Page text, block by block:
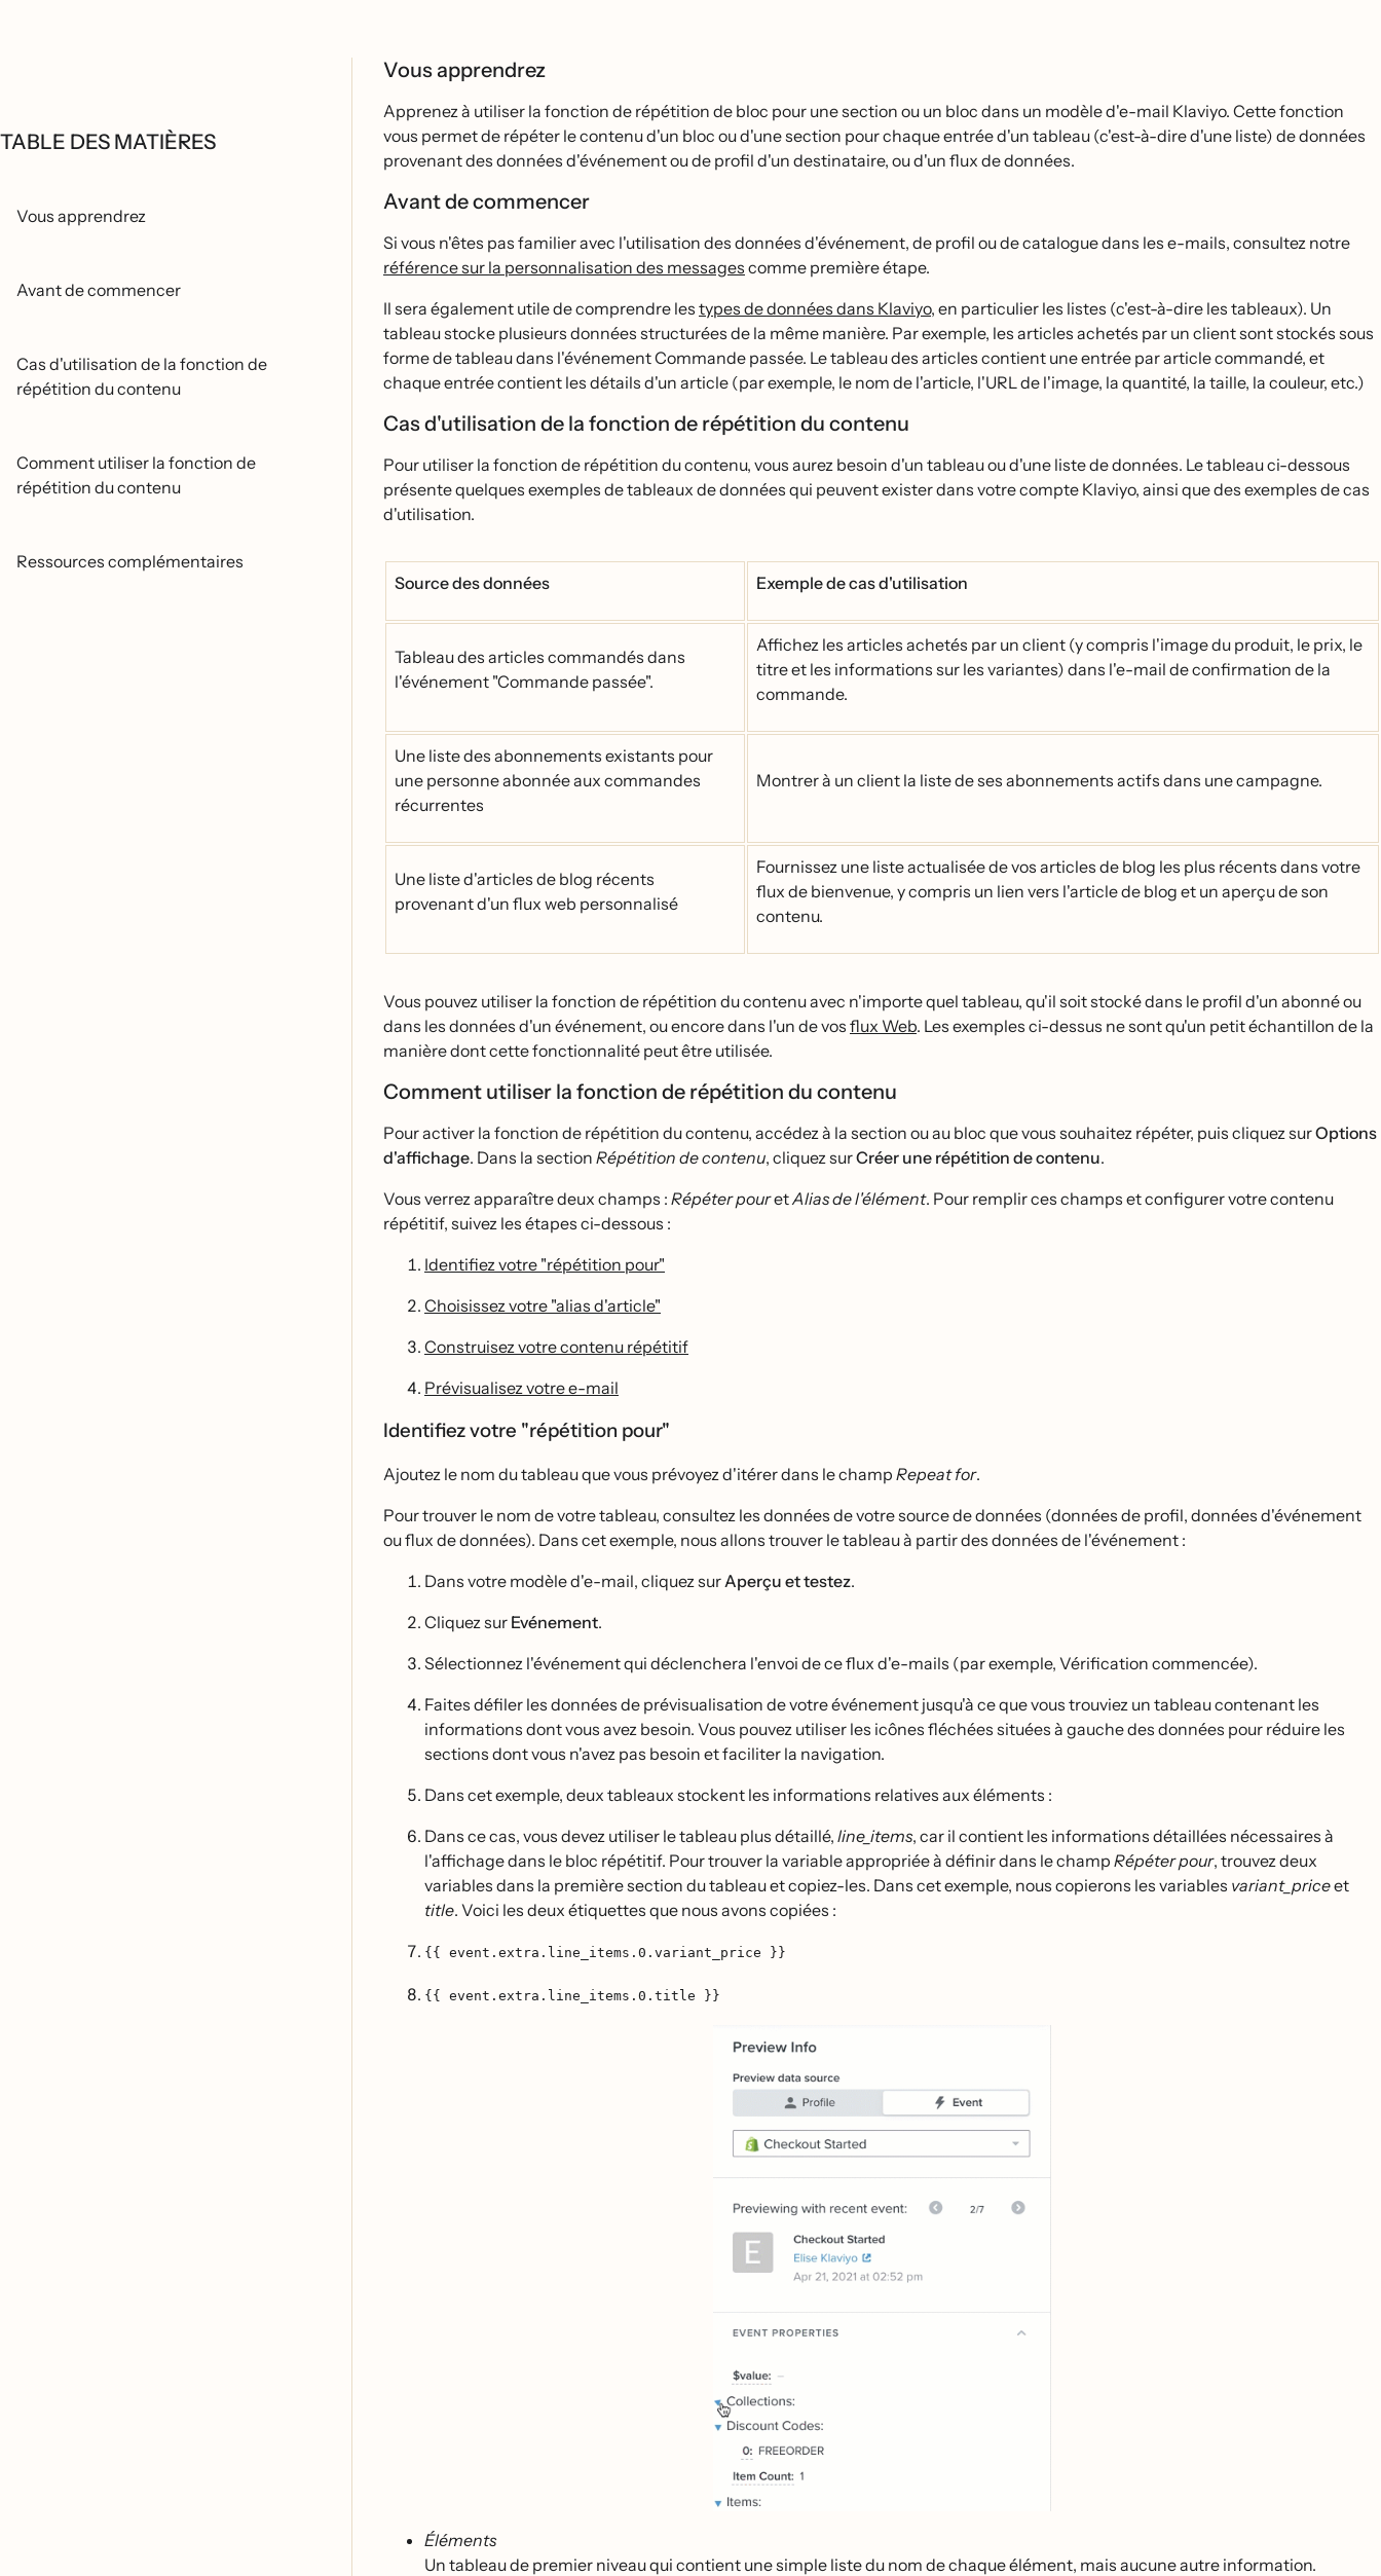
TABLE DES MATIÈRES
Vous apprendrez
Avant de commencer
Cas d'utilisation de la fonction de
répétition du contenu
Comment utiliser la fonction de
répétition du contenu
Ressources complémentaires
Vous apprendrez
Apprenez à utiliser la fonction de répétition de bloc pour une section ou un bloc dans un modèle d'e-mail Klaviyo. Cette fonction
vous permet de répéter le contenu d'un bloc ou d'une section pour chaque entrée d'un tableau (c'est-à-dire d'une liste) de données
provenant des données d'événement ou de profil d'un destinataire, ou d'un flux de données.
Avant de commencer
Si vous n'êtes pas familier avec l'utilisation des données d'événement, de profil ou de catalogue dans les e-mails, consultez notre
référence sur la personnalisation des messages comme première étape.
Il sera également utile de comprendre les types de données dans Klaviyo, en particulier les listes (c'est-à-dire les tableaux). Un
tableau stocke plusieurs données structurées de la même manière. Par exemple, les articles achetés par un client sont stockés sous
forme de tableau dans l'événement Commande passée. Le tableau des articles contient une entrée par article commandé, et
chaque entrée contient les détails d'un article (par exemple, le nom de l'article, l'URL de l'image, la quantité, la taille, la couleur, etc.)
Cas d'utilisation de la fonction de répétition du contenu
Pour utiliser la fonction de répétition du contenu, vous aurez besoin d'un tableau ou d'une liste de données. Le tableau ci-dessous
présente quelques exemples de tableaux de données qui peuvent exister dans votre compte Klaviyo, ainsi que des exemples de cas
d'utilisation.
Source des données Exemple de cas d'utilisation
Tableau des articles commandés dans
l'événement "Commande passée".
Affichez les articles achetés par un client (y compris l'image du produit, le prix, le
titre et les informations sur les variantes) dans l'e-mail de confirmation de la
commande.
Une liste des abonnements existants pour
une personne abonnée aux commandes
récurrentes
Montrer à un client la liste de ses abonnements actifs dans une campagne.
Une liste d'articles de blog récents
provenant d'un flux web personnalisé
Fournissez une liste actualisée de vos articles de blog les plus récents dans votre
flux de bienvenue, y compris un lien vers l'article de blog et un aperçu de son
contenu.
Vous pouvez utiliser la fonction de répétition du contenu avec n'importe quel tableau, qu'il soit stocké dans le profil d'un abonné ou
dans les données d'un événement, ou encore dans l'un de vos flux Web. Les exemples ci-dessus ne sont qu'un petit échantillon de la
manière dont cette fonctionnalité peut être utilisée.
Comment utiliser la fonction de répétition du contenu
Pour activer la fonction de répétition du contenu, accédez à la section ou au bloc que vous souhaitez répéter, puis cliquez surOptions
d'affichage. Dans la section Répétition de contenu, cliquez surCréer une répétition de contenu.
Vous verrez apparaître deux champs : Répéter pouretAlias de l'élément. Pour remplir ces champs et configurer votre contenu
répétitif, suivez les étapes ci-dessous :
Identifiez votre "répétition pour"
Choisissez votre "alias d'article"
Construisez votre contenu répétitif
Prévisualisez votre e-mail
Identifiez votre "répétition pour"
Ajoutez le nom du tableau que vous prévoyez d'itérer dans le champ Repeat for.
Pour trouver le nom de votre tableau, consultez les données de votre source de données (données de profil, données d'événement
ou flux de données). Dans cet exemple, nous allons trouver le tableau à partir des données de l'événement :
Dans votre modèle d'e-mail, cliquez surAperçu et testez.
Cliquez sur Evénement.
Sélectionnez l'événement qui déclenchera l'envoi de ce flux d'e-mails (par exemple, Vérification commencée).
Faites défiler les données de prévisualisation de votre événement jusqu'à ce que vous trouviez un tableau contenant les
informations dont vous avez besoin. Vous pouvez utiliser les icônes fléchées situées à gauche des données pour réduire les
sections dont vous n'avez pas besoin et faciliter la navigation.
Dans cet exemple, deux tableaux stockent les informations relatives aux éléments :
Dans ce cas, vous devez utiliser le tableau plus détaillé, line_items, car il contient les informations détaillées nécessaires à
l'affichage dans le bloc répétitif. Pour trouver la variable appropriée à définir dans le champ Répéter pour, trouvez deux
variables dans la première section du tableau et copiez-les. Dans cet exemple, nous copierons les variables variant_priceet
title. Voici les deux étiquettes que nous avons copiées :
{{ event.extra.line_items.0.variant_price }}
{{ event.extra.line_items.0.title }}
Éléments
Un tableau de premier niveau qui contient une simple liste du nom de chaque élément, mais aucune autre information.